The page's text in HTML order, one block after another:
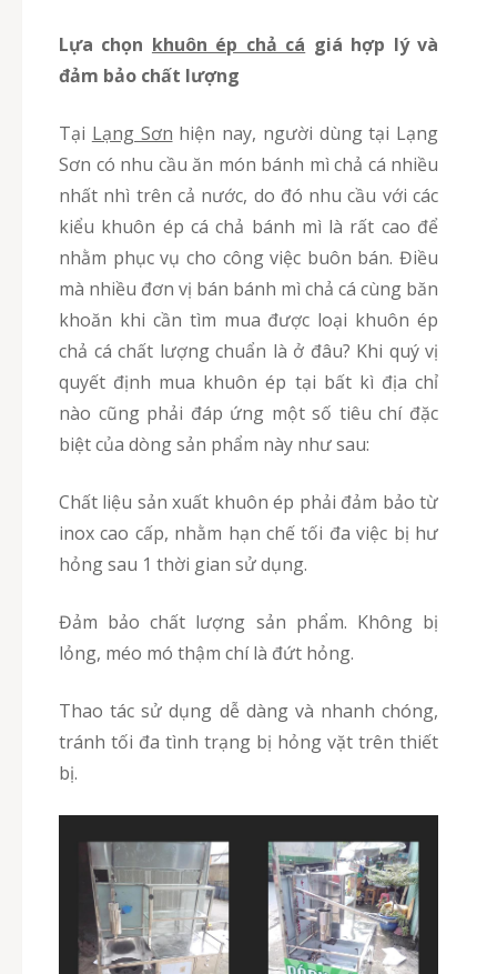
Lựa chọn khuôn ép chả cá giá hợp lý và
đảm bảo chất lượng
Tại Lạng Sơn hiện nay, người dùng tại Lạng
Sơn có nhu cầu ăn món bánh mì chả cá nhiều
nhất nhì trên cả nước, do đó nhu cầu với các
kiểu khuôn ép cá chả bánh mì là rất cao để
nhằm phục vụ cho công việc buôn bán. Điều
mà nhiều đơn vị bán bánh mì chả cá cùng băn
khoăn khi cần tìm mua được loại khuôn ép
chả cá chất lượng chuẩn là ở đâu? Khi quý vị
quyết định mua khuôn ép tại bất kì địa chỉ
nào cũng phải đáp ứng một số tiêu chí đặc
biệt của dòng sản phẩm này như sau:
Chất liệu sản xuất khuôn ép phải đảm bảo từ
inox cao cấp, nhằm hạn chế tối đa việc bị hư
hỏng sau 1 thời gian sử dụng.
Đảm bảo chất lượng sản phẩm. Không bị
lỏng, méo mó thậm chí là đứt hỏng.
Thao tác sử dụng dễ dàng và nhanh chóng,
tránh tối đa tình trạng bị hỏng vặt trên thiết
bị.